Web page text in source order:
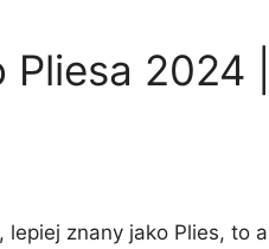
2024
lepiej znany jako Plies, to